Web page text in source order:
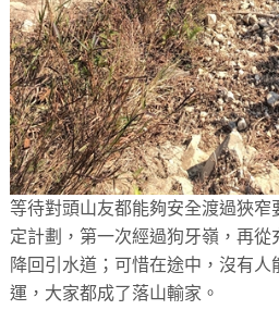
等待對頭山友都能夠安全渡過狹
定計劃，第一次經過狗牙嶺，再
降回引水道；可惜在途中，沒有
運，大家都成了落山輸家。